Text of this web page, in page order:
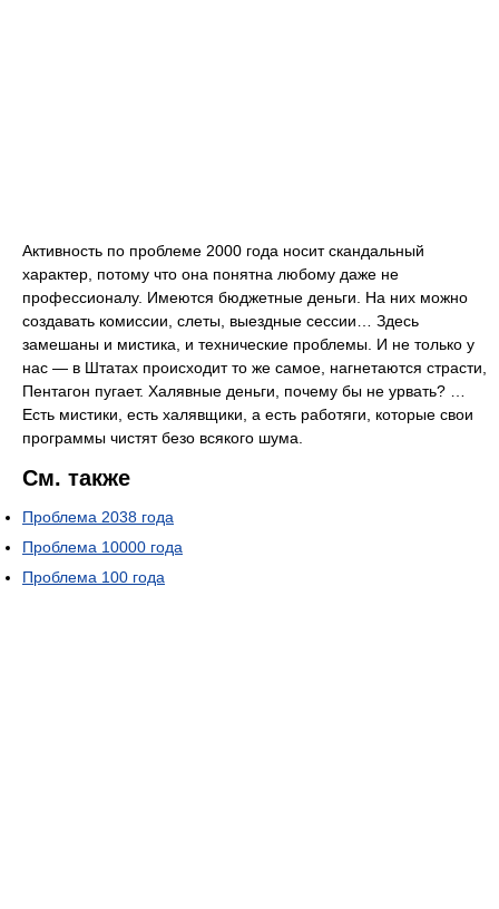
Активность по проблеме 2000 года носит скандальный
характер, потому что она понятна любому даже не
профессионалу. Имеются бюджетные деньги. На них можно
создавать комиссии, слеты, выездные сессии… Здесь
замешаны и мистика, и технические проблемы. И не только у
нас — в Штатах происходит то же самое, нагнетаются страсти,
Пентагон пугает. Халявные деньги, почему бы не урвать? …
Есть мистики, есть халявщики, а есть работяги, которые свои
программы чистят безо всякого шума.
См. также
Проблема 2038 года
Проблема 10000 года
Проблема 100 года